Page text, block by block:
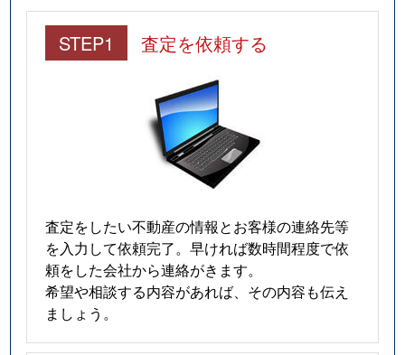
STEP1 査定を依頼する
査定をしたい不動産の情報とお客様の連絡先等
を入力して依頼完了。早ければ数時間程度で依
頼をした会社から連絡がきます。
希望や相談する内容があれば、その内容も伝え
ましょう。